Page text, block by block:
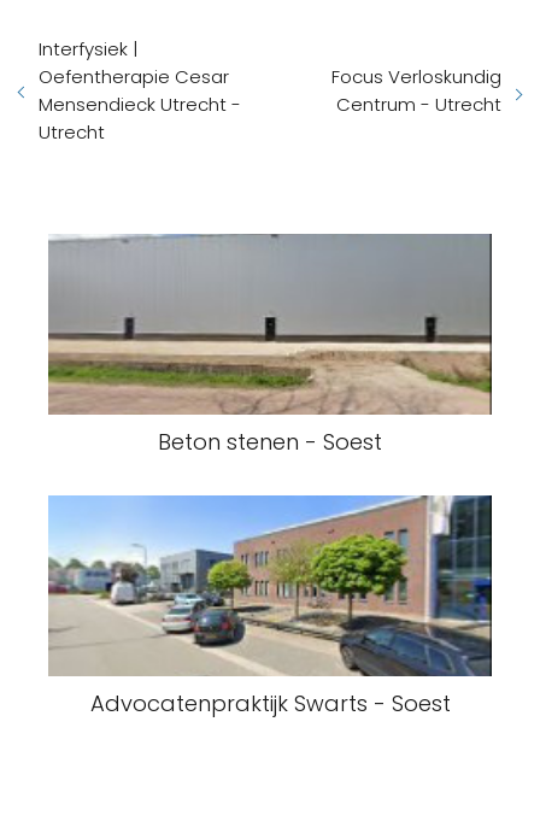
Interfysiek |
Oefentherapie Cesar
Mensendieck Utrecht -
Utrecht
Focus Verloskundig
Centrum - Utrecht
Beton stenen - Soest
Advocatenpraktijk Swarts - Soest